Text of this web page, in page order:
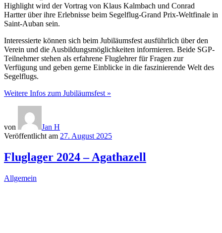
Highlight wird der Vortrag von Klaus Kalmbach und Conrad
Hartter über ihre Erlebnisse beim Segelflug-Grand Prix-Weltfinale in
Saint-Auban sein.
Interessierte können sich beim Jubiläumsfest ausführlich über den
Verein und die Ausbildungsmöglichkeiten informieren. Beide SGP-
Teilnehmer stehen als erfahrene Fluglehrer für Fragen zur
Verfügung und geben gerne Einblicke in die faszinierende Welt des
Segelflugs.
Weitere Infos zum Jubiläumsfest »
von
Jan H
Veröffentlicht am 27. August 2025
Fluglager 2024 – Agathazell
Allgemein